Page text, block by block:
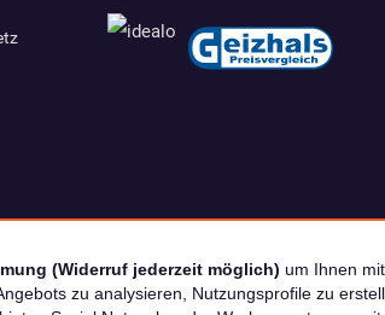
(Widerruf jederzeit möglich) um Ihnen
zu analysieren, Nutzungsprofile zu